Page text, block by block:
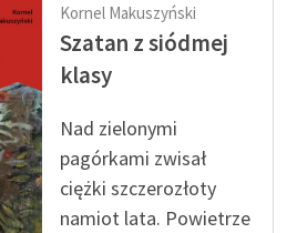
Kornel Makuszyński
Szatan z siódmej
klasy
Nad zielonymi
pagórkami zwisał
ciężki szczerozłoty
namiot lata. Powietrze